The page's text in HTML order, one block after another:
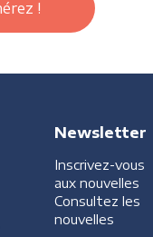
!
Newsletter
Inscrivez-vous
aux nouvelles
Consultez les
nouvelles